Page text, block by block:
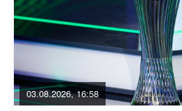
03.08.2026, 16:58